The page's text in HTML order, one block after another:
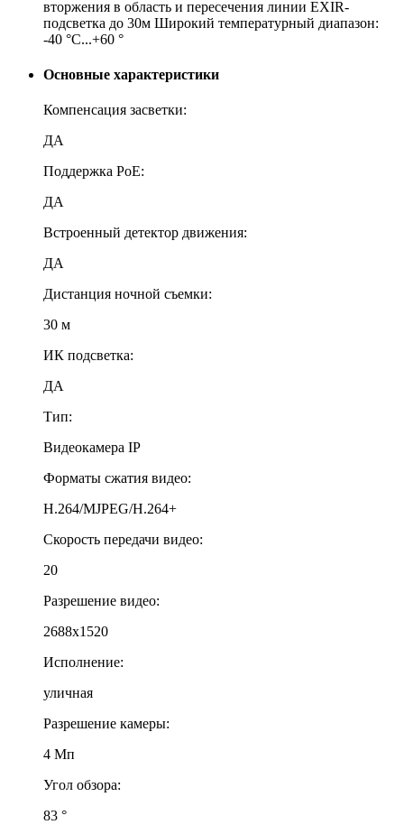
вторжения в область и пересечения линии EXIR-
подсветка до 30м Широкий температурный диапазон:
-40 °C...+60 °
Основные характеристики
Компенсация засветки:
ДА
Поддержка PoE:
ДА
Встроенный детектор движения:
ДА
Дистанция ночной съемки:
30 м
ИК подсветка:
ДА
Тип:
Видеокамера IP
Форматы сжатия видео:
H.264/MJPEG/H.264+
Скорость передачи видео:
20
Разрешение видео:
2688x1520
Исполнение:
уличная
Разрешение камеры:
4 Мп
Угол обзора:
83 °